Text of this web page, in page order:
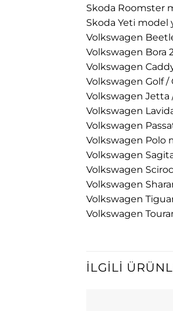
Skoda Roomster
Skoda Yeti model
Volkswagen
Volkswagen Bora
Volkswagen
Volkswagen Golf /
Volkswagen Jetta
Volkswagen Lavida
Volkswagen
Volkswagen Polo
Volkswagen
Volkswagen
Volkswagen
Volkswagen
Volkswagen
İLGILI